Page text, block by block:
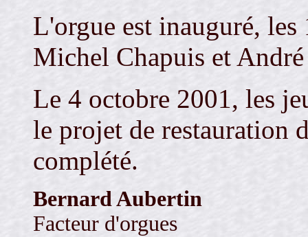
L'orgue est inauguré,
Michel Chapuis et
Le 4 octobre 2001, les
le projet de restauration
complété.
Bernard Aubertin
Facteur d'orgues